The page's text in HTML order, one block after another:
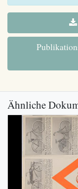
Ähnliche